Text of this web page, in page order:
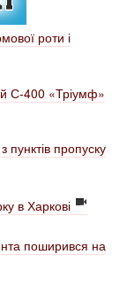
роти і
С-400 «Тріумф»
пропуску
в Харкові
поширився на